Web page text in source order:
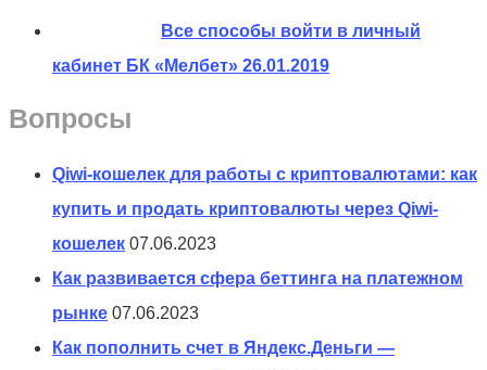
Все способы войти в личный
кабинет БК «Мелбет» 26.01.2019
Вопросы
Qiwi-кошелек для работы с криптовалютами: как
купить и продать криптовалюты через Qiwi-
кошелек 07.06.2023
Как развивается сфера беттинга на платежном
рынке 07.06.2023
Как пополнить счет в Яндекс.Деньги —